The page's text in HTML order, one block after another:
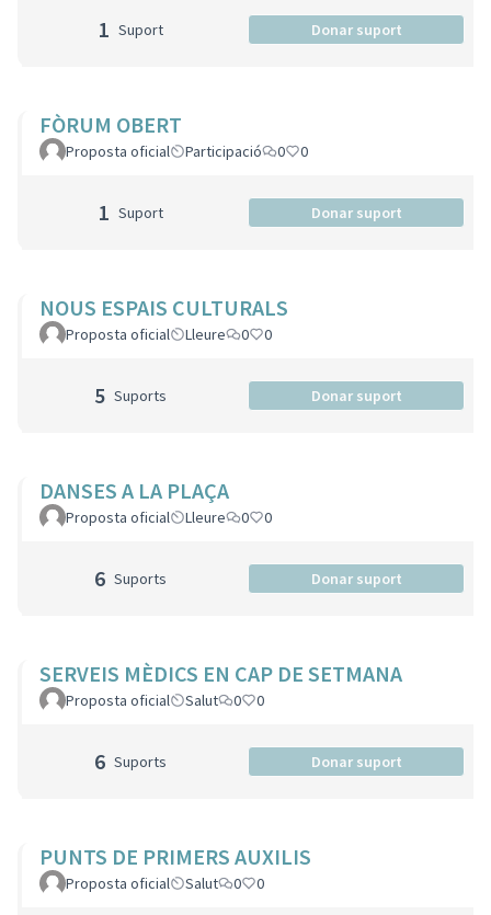
1 Suport Donar suport
FÒRUM OBERT
Proposta oficial Participació 0 0
1 Suport Donar suport
NOUS ESPAIS CULTURALS
Proposta oficial Lleure 0 0
5 Suports Donar suport
DANSES A LA PLAÇA
Proposta oficial Lleure 0 0
6 Suports Donar suport
SERVEIS MÈDICS EN CAP DE SETMANA
Proposta oficial Salut 0 0
6 Suports Donar suport
PUNTS DE PRIMERS AUXILIS
Proposta oficial Salut 0 0